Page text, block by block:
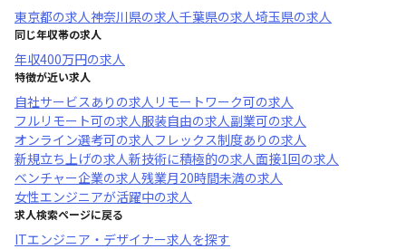
東京都の求人神奈川県の求人千葉県の求人埼玉県の求人
同じ年収帯の求人
年収400万円の求人
特徴が近い求人
自社サービスあり の求人 リモートワーク可の求人
フルリモート可の求人服装自由の求人副業可の求人
オンライン選考可の求人フレックス制度あり の求人
新規立ち上げの求人新技術に積極的の求人面接1回の求人
ベンチャー企業の求人残業月20時間未満の求人
女性エンジニアが活躍中の求人
求人検索ページに戻る
ITエンジニア・デザイナー求人を探す